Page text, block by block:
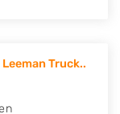
Truck..